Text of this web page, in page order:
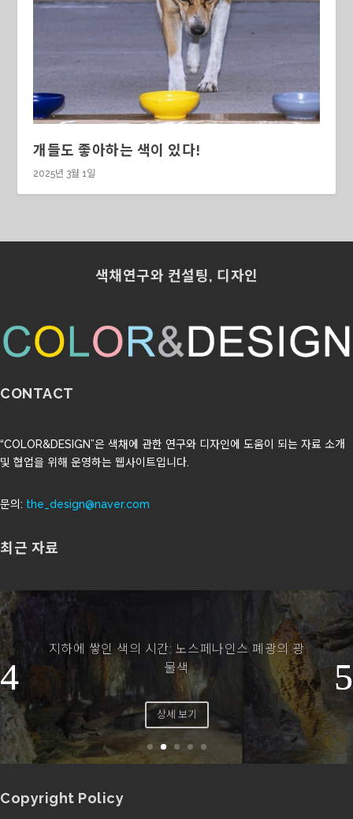
개들도 좋아하는 색이 있다!
2025년 3월 1일
색채연구와 컨설팅, 디자인
CONTACT
“COLOR&DESIGN”은 색채에 관한 연구와 디자인에 도움이 되는 자료 소개
및 협업을 위해 운영하는 웹사이트입니다.
문의: the_design@naver.com
최근 자료
도시의 밤빛은 계절의 색을 바꾼다
상세 보기
Copyright Policy